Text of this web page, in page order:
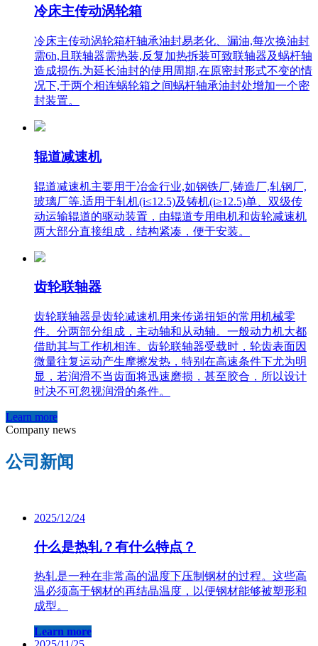
冷床主传动涡轮箱
冷床主传动涡轮箱杆轴承油封易老化、漏油,每次换油封
需6h,且联轴器需热装,反复加热拆装可致联轴器及蜗杆轴
造成损伤.为延长油封的使用周期,在原密封形式不变的情
况下,于两个相连蜗轮箱之间蜗杆轴承油封处增加一个密
封装置。
辊道减速机
辊道减速机主要用于冶金行业,如钢铁厂,铸造厂,轧钢厂,
玻璃厂等.适用于轧机(i≤12.5)及铸机(i≥12.5)单、双级传
动运输辊道的驱动装置，由辊道专用电机和齿轮减速机
两大部分直接组成，结构紧凑，便于安装。
齿轮联轴器
齿轮联轴器是齿轮减速机用来传递扭矩的常用机械零
件。分两部分组成，主动轴和从动轴。一般动力机大都
借助其与工作机相连。齿轮联轴器受载时，轮齿表面因
微量往复运动产生摩擦发热，特别在高速条件下尤为明
显，若润滑不当齿面将迅速磨损，甚至胶合，所以设计
时决不可忽视润滑的条件。
Learn more
Company news
公司新闻
2025/12/24
什么是热轧？有什么特点？
热轧是一种在非常高的温度下压制钢材的过程。这些高
温必须高于钢材的再结晶温度，以便钢材能够被塑形和
成型。
Learn more